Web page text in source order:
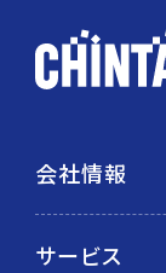
会社情報
サービス